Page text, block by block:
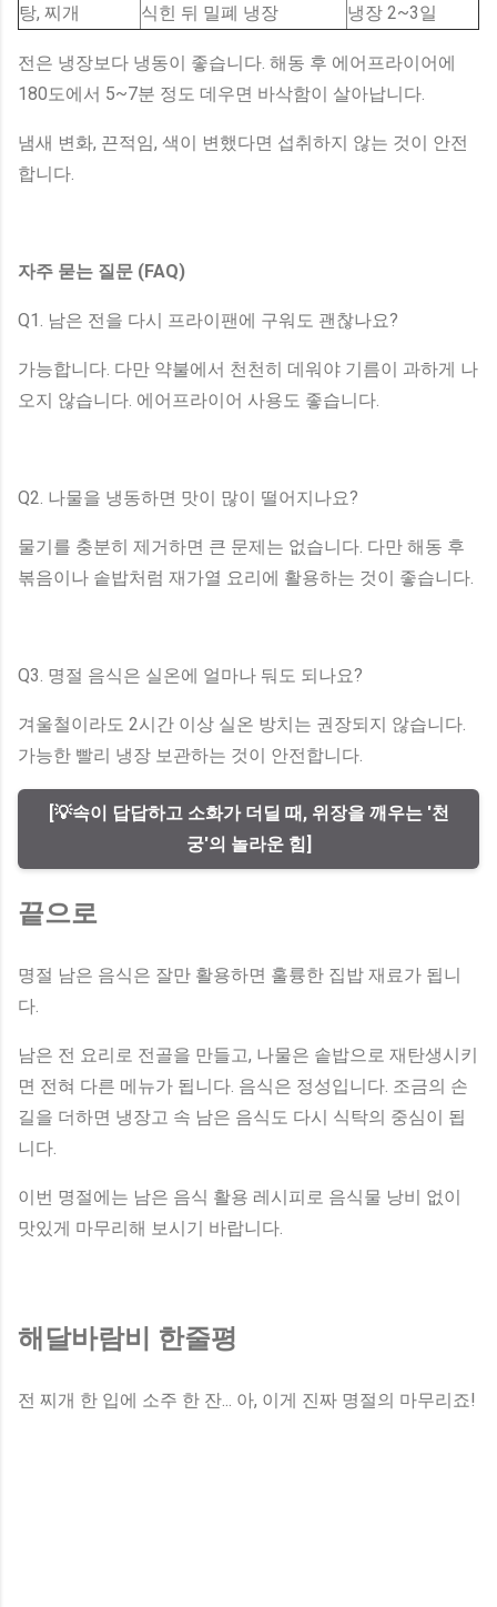
탕, 찌개
식힌 뒤 밀폐 냉장 냉장 2~3일
전은 냉장보다 냉동이 좋습니다. 해동 후 에어프라이어에
180도에서 5~7분 정도 데우면 바삭함이 살아납니다.
냄새 변화, 끈적임, 색이 변했다면 섭취하지 않는 것이 안전
합니다.
자주 묻는 질문 (FAQ)
Q1. 남은 전을 다시 프라이팬에 구워도 괜찮나요?
가능합니다. 다만 약불에서 천천히 데워야 기름이 과하게 나
오지 않습니다. 에어프라이어 사용도 좋습니다.
Q2. 나물을 냉동하면 맛이 많이 떨어지나요?
물기를 충분히 제거하면 큰 문제는 없습니다. 다만 해동 후
볶음이나 솥밥처럼 재가열 요리에 활용하는 것이 좋습니다.
Q3. 명절 음식은 실온에 얼마나 둬도 되나요?
겨울철이라도 2시간 이상 실온 방치는 권장되지 않습니다.
가능한 빨리 냉장 보관하는 것이 안전합니다.
[💡속이 답답하고 소화가 더딜 때, 위장을 깨우는 '천
궁'의 놀라운 힘]
끝으로
명절 남은 음식은 잘만 활용하면 훌륭한 집밥 재료가 됩니
다.
남은 전 요리로 전골을 만들고, 나물은 솥밥으로 재탄생시키
면 전혀 다른 메뉴가 됩니다. 음식은 정성입니다. 조금의 손
길을 더하면 냉장고 속 남은 음식도 다시 식탁의 중심이 됩
니다.
이번 명절에는 남은 음식 활용 레시피로 음식물 낭비 없이
맛있게 마무리해 보시기 바랍니다.
해달바람비 한줄평
전 찌개 한 입에 소주 한 잔... 아, 이게 진짜 명절의 마무리죠!